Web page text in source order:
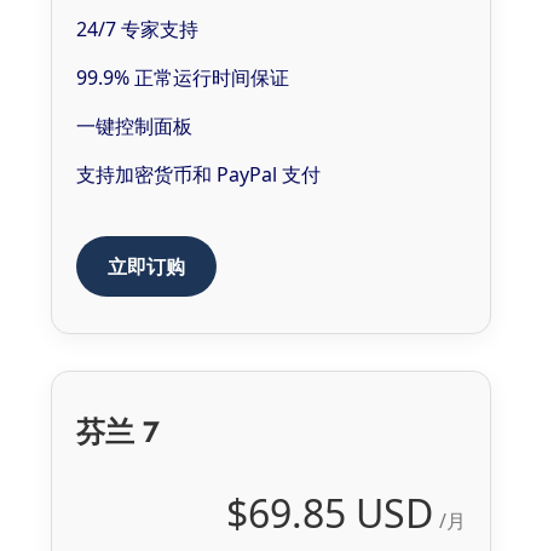
24/7 专家支持
99.9% 正常运行时间保证
一键控制面板
支持加密货币和 PayPal 支付
立即订购
芬兰 7
$69.85 USD /月